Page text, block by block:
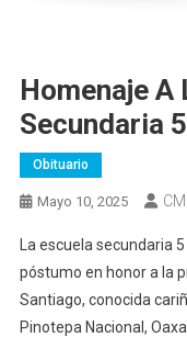
Homenaje A
Secundaria
Obituario
Mayo 10, 2025
La escuela secundaria
póstumo en honor a la
Santiago, conocida
Pinotepa Nacional,